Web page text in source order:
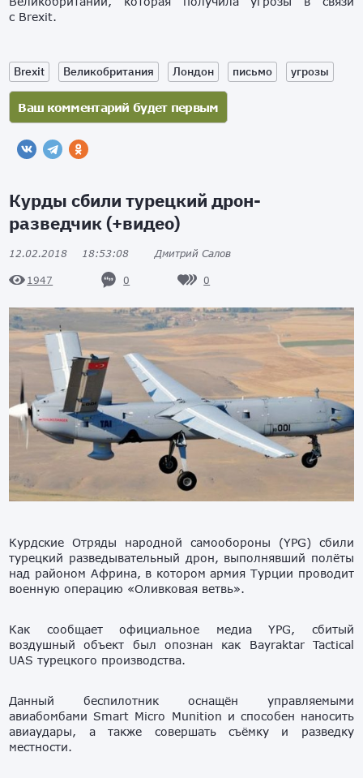
с Brexit.
Brexit Великобритания Лондон письмо угрозы
Курды сбили турецкий дрон-
разведчик (+видео)
12.02.2018 18:53:08 Дмитрий Салов
1947 0 0
Курдские Отряды народной самообороны (YPG) сбили
турецкий разведывательный дрон, выполнявший полёты
над районом Африна, в котором армия Турции проводит
военную операцию «Оливковая ветвь».
Как сообщает официальное медиа YPG, сбитый
воздушный объект был опознан как Bayraktar Tactical
UAS турецкого производства.
Данный беспилотник оснащён управляемыми
авиабомбами Smart Micro Munition и способен наносить
авиаудары, а также совершать съёмку и разведку
местности.